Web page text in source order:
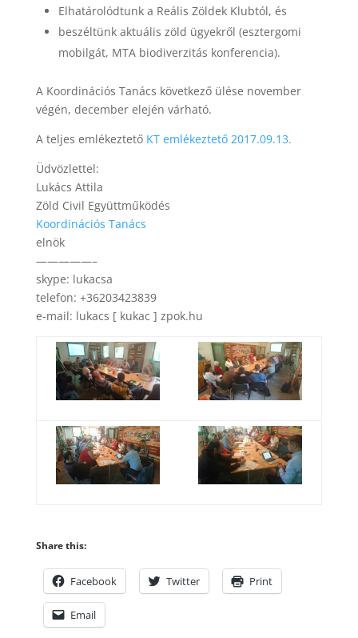
Elhatárolódtunk a Reális Zöldek Klubtól, és
beszéltünk aktuális zöld ügyekről (esztergomi
mobilgát, MTA biodiverzitás konferencia).
A Koordinációs Tanács következő ülése november
végén, december elején várható.
A teljes emlékeztető KT emlékeztető 2017.09.13.
Üdvözlettel:
Lukács Attila
Zöld Civil Együttműködés
Koordinációs Tanács
elnök
—————–
skype: lukacsa
telefon: +36203423839
e-mail: lukacs [ kukac ] zpok.hu
Share this:
Facebook Twitter Print
Email